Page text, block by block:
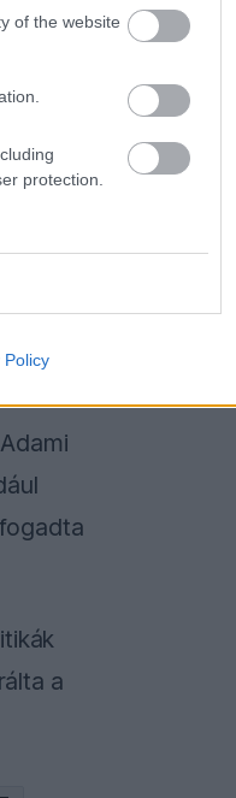
of the website
protection.
Policy
„Nem
a